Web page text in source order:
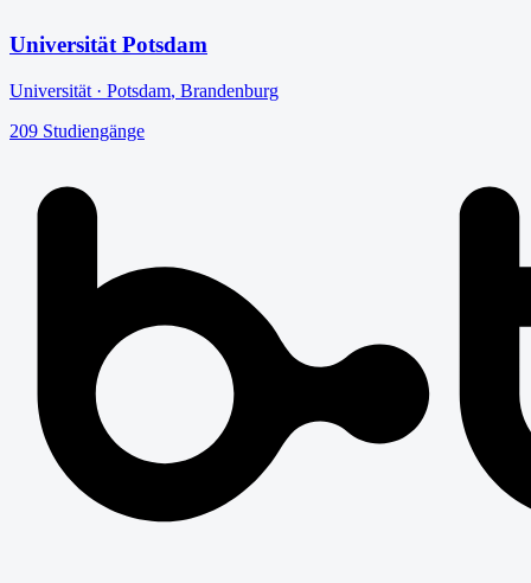
Universität Potsdam
Universität · Potsdam, Brandenburg
209 Studiengänge